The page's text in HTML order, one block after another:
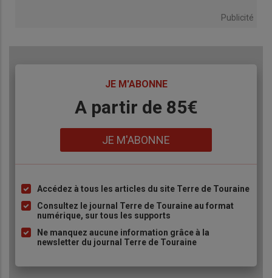
Publicité
JE M'ABONNE
A partir de 85€
JE M'ABONNE
Liste
à
puce
Accédez à tous les articles du site Terre de Touraine
Consultez le journal Terre de Touraine au format
numérique, sur tous les supports
Ne manquez aucune information grâce à la
newsletter du journal Terre de Touraine